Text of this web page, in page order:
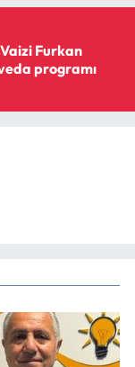
Furkan
programı